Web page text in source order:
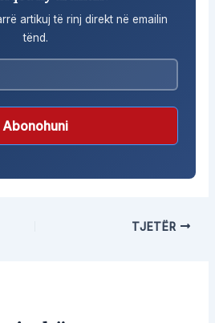
artikuj të rinj direkt në emailin
tënd.
Abonohuni
TJETËR